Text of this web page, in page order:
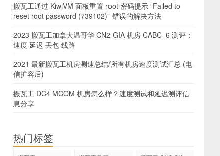
搬瓦工通过 KiwiVM 面板重置 root 密码提示 “Failed to
reset root password (739102)” 错误的解决方法
2023 搬瓦工加拿大温哥华 CN2 GIA 机房 CABC_6 测评：
速度 延迟 丢包 线路
2021 最新搬瓦工机房测速总结/所有机房速度测试汇总 (电
信扩容后)
搬瓦工 DC4 MCOM 机房怎么样？速度测试和延迟测评信
息分享
热门标签